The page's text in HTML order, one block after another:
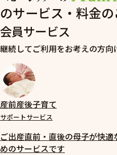
のサービス・料金
会員サービス
継続してご利用をお考えの方向
産前産後子育て
サポートサービス
ご出産直前・直後の母子が快
めのサービスです